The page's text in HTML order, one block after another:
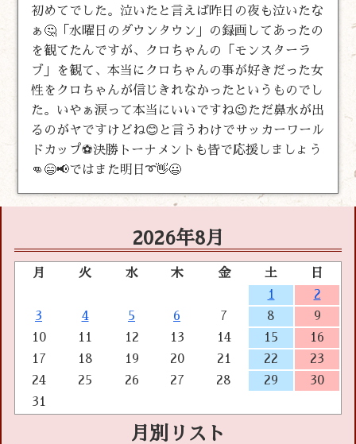
初めてでした。泣いたと言えば昨日の夜も泣いたな
ぁ🤔「水曜日のダウンタウン」の録画してあったの
を観てたんですが、クロちゃんの「モンスターラ
ブ」を観て、本当にクロちゃんの事が好きだった女
性をクロちゃんが信じきれなかったというものでし
た。いやぁ涙って本当にいいですね😉ただ鼻水が出
るのがヤですけどね😊と言うわけでサッカーワール
ドカップ⚽決勝トーナメントも皆で応援しましょう
👊😄📢ではまた明日➰👋😃
2026年8月
月 火 水 木 金 土
日
1
2
3
4 5 6 7 8
9
10
11 12 13 14 15
16
17
18 19 20 21 22
23
24
25 26 27 28 29
30
31
月別リスト